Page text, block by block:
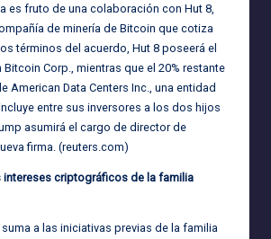
es fruto de una colaboración con Hut 8,
de minería de Bitcoin que cotiza
términos del acuerdo, Hut 8 poseerá el
Bitcoin Corp., mientras que el 20% restante
American Data Centers Inc., una entidad
entre sus inversores a los dos hijos
asumirá el cargo de director de
firma. (reuters.com)
intereses criptográficos de la familia
a las iniciativas previas de la familia